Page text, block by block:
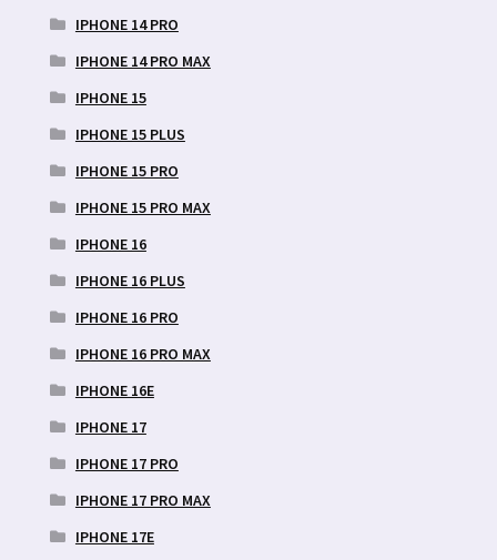
IPHONE 14 PRO
IPHONE 14 PRO MAX
IPHONE 15
IPHONE 15 PLUS
IPHONE 15 PRO
IPHONE 15 PRO MAX
IPHONE 16
IPHONE 16 PLUS
IPHONE 16 PRO
IPHONE 16 PRO MAX
IPHONE 16E
IPHONE 17
IPHONE 17 PRO
IPHONE 17 PRO MAX
IPHONE 17E